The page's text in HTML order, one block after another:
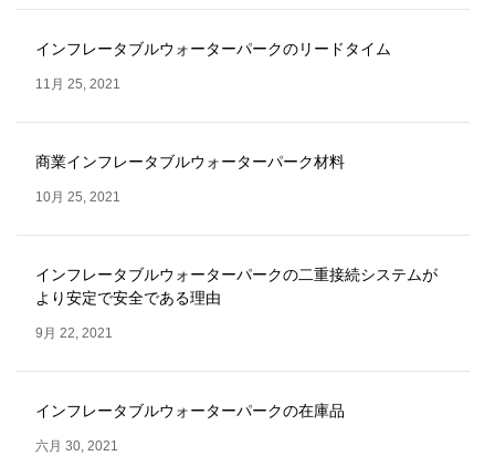
インフレータブルウォーターパークのリードタイム
11月 25, 2021
商業インフレータブルウォーターパーク材料
10月 25, 2021
インフレータブルウォーターパークの二重接続システムが
より安定で安全である理由
9月 22, 2021
インフレータブルウォーターパークの在庫品
六月 30, 2021